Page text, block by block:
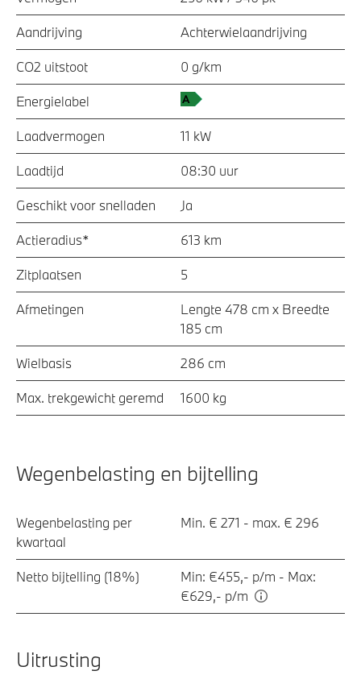
Aandrijving Achterwielaandrijving
CO2 uitstoot 0 g/km
Energielabel
Laadvermogen 11 kW
Laadtijd 08:30 uur
Geschikt voor snelladen Ja
Actieradius* 613 km
Zitplaatsen 5
Afmetingen
Lengte 478 cm x Breedte
185 cm
Wielbasis 286 cm
Max. trekgewicht geremd 1600 kg
Wegenbelasting en bijtelling
Wegenbelasting per
kwartaal
Min. € 271 - max. € 296
Netto bijtelling (18%)
Min: €455,- p/m - Max:
€629,- p/m
Uitrusting